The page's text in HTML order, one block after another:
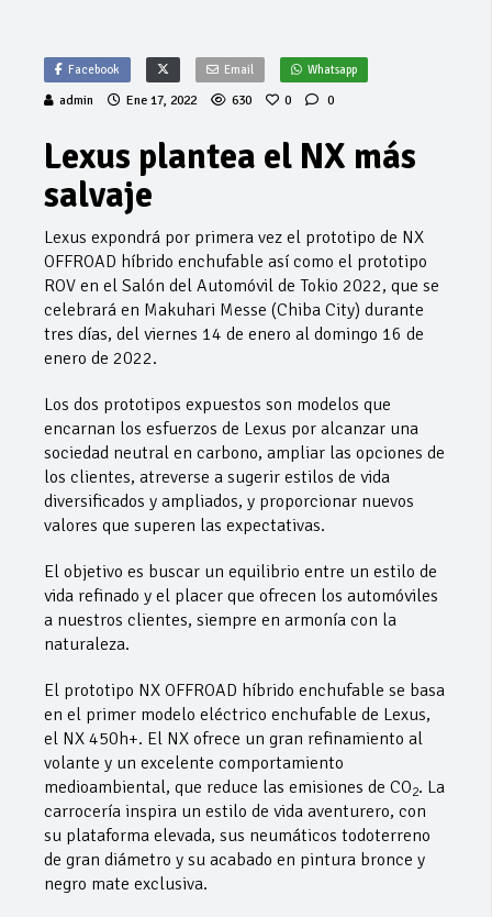
Facebook Email Whatsapp
admin Ene 17, 2022 630 0 0
Lexus plantea el NX más
salvaje
Lexus expondrá por primera vez el prototipo de NX
OFFROAD híbrido enchufable así como el prototipo
ROV en el Salón del Automóvil de Tokio 2022, que se
celebrará en Makuhari Messe (Chiba City) durante
tres días, del viernes 14 de enero al domingo 16 de
enero de 2022.
Los dos prototipos expuestos son modelos que
encarnan los esfuerzos de Lexus por alcanzar una
sociedad neutral en carbono, ampliar las opciones de
los clientes, atreverse a sugerir estilos de vida
diversificados y ampliados, y proporcionar nuevos
valores que superen las expectativas.
El objetivo es buscar un equilibrio entre un estilo de
vida refinado y el placer que ofrecen los automóviles
a nuestros clientes, siempre en armonía con la
naturaleza.
El prototipo NX OFFROAD híbrido enchufable se basa
en el primer modelo eléctrico enchufable de Lexus,
el NX 450h+. El NX ofrece un gran refinamiento al
volante y un excelente comportamiento
medioambiental, que reduce las emisiones de CO2. La
carrocería inspira un estilo de vida aventurero, con
su plataforma elevada, sus neumáticos todoterreno
de gran diámetro y su acabado en pintura bronce y
negro mate exclusiva.